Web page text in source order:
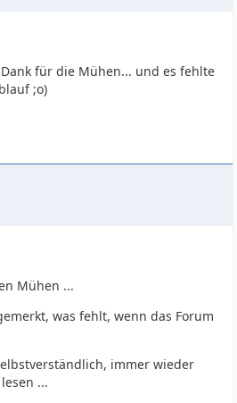
für die Mühen... und es fehlte
;o)
Mühen ...
was fehlt, wenn das Forum
immer wieder
...